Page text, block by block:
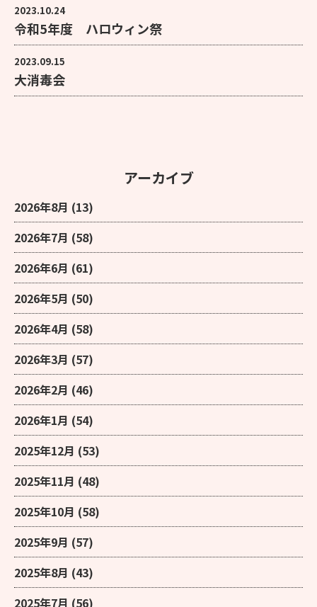
2023.10.24
令和5年度 ハロウィン祭
2023.09.15
大消毒会
アーカイブ
2026年8月 (13)
2026年7月 (58)
2026年6月 (61)
2026年5月 (50)
2026年4月 (58)
2026年3月 (57)
2026年2月 (46)
2026年1月 (54)
2025年12月 (53)
2025年11月 (48)
2025年10月 (58)
2025年9月 (57)
2025年8月 (43)
2025年7月 (56)